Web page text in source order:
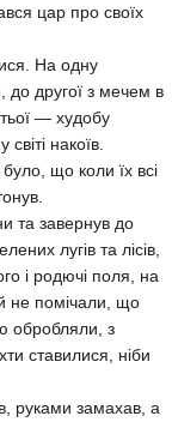
цар про своїх
На одну
до другої з мечем в
— худобу
накоїв.
що коли їх всі
та завернув до
лугів та лісів,
і родючі поля, на
не помічали, що
обробляли, з
ставилися, ніби
руками замахав, а